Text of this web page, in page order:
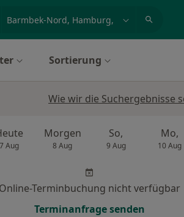
Sortierung
Wie wir die Suchergebnisse
7 Aug
Morgen
8 Aug
So,
9 Aug
Mo,
10 Aug
Online-Terminbuchung nicht verfügbar
Terminanfrage senden